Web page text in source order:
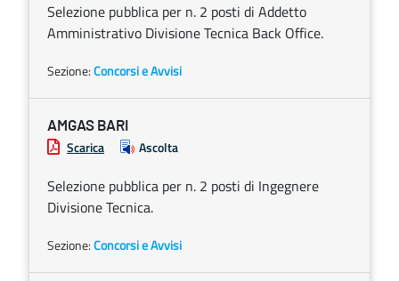
Selezione pubblica per n. 2 posti di Addetto
Amministrativo Divisione Tecnica Back Office.
Sezione:Concorsi e Avvisi
AMGAS BARI
Scarica Ascolta
Selezione pubblica per n. 2 posti di Ingegnere
Divisione Tecnica.
Sezione:Concorsi e Avvisi